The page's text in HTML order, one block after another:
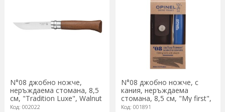
N°08 джобно ножче,
неръждаема стомана, 8,5
см, "Tradition Luxe", Walnut
- Opinel
Код: 002022
N°08 джобно ножче, с
кания, неръждаема
стомана, 8,5 см, "My first",
Blue - Opinel
Код: 001891